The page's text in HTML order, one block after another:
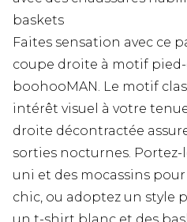
baskets
Faites sensation avec ce
coupe droite à motif
boohooMAN. Le motif
intérêt visuel à votre
droite décontractée
sorties nocturnes.
uni et des mocassins
chic, ou adoptez un style